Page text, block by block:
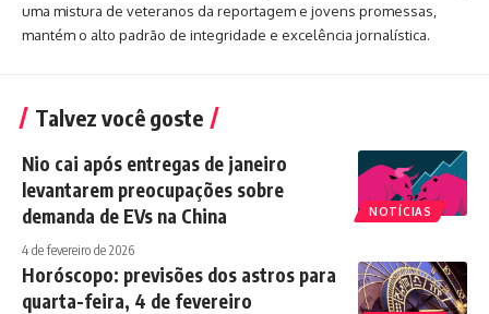
uma mistura de veteranos da reportagem e jovens promessas,
mantém o alto padrão de integridade e excelência jornalística.
Talvez você goste
NOTÍCIAS
Nio cai após entregas de janeiro
levantarem preocupações sobre
demanda de EVs na China
4 de fevereiro de 2026
Horóscopo: previsões dos astros para
quarta-feira, 4 de fevereiro